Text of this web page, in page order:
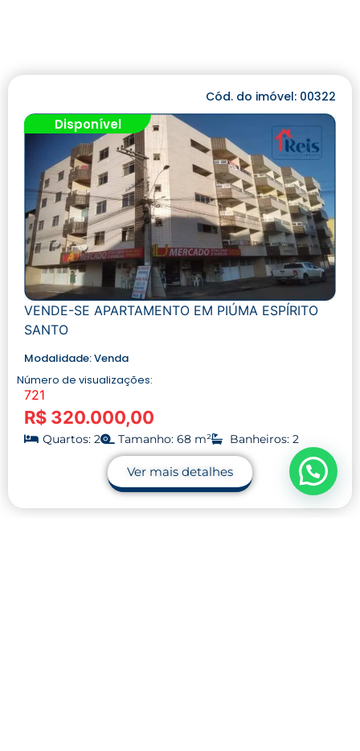
Cód. do imóvel: 00322
Disponível
VENDE-SE APARTAMENTO EM PIÚMA ESPÍRITO
SANTO
Modalidade:Venda
Número de visualizações:
721
R$ 320.000,00
Quartos: 2 Tamanho: 68 m² Banheiros: 2
Ver mais detalhes